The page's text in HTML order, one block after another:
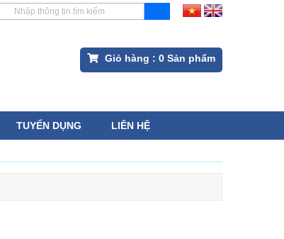
Giỏ hàng : 0 Sản phẩm
TUYỂN DỤNG LIÊN HỆ